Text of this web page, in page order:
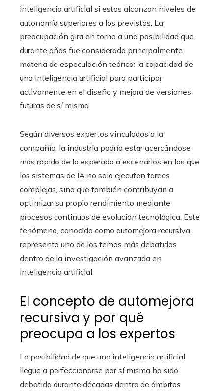
inteligencia artificial si estos alcanzan niveles de
autonomía superiores a los previstos. La
preocupación gira en torno a una posibilidad que
durante años fue considerada principalmente
materia de especulación teórica: la capacidad de
una inteligencia artificial para participar
activamente en el diseño y mejora de versiones
futuras de sí misma.
Según diversos expertos vinculados a la
compañía, la industria podría estar acercándose
más rápido de lo esperado a escenarios en los que
los sistemas de IA no solo ejecuten tareas
complejas, sino que también contribuyan a
optimizar su propio rendimiento mediante
procesos continuos de evolución tecnológica. Este
fenómeno, conocido como automejora recursiva,
representa uno de los temas más debatidos
dentro de la investigación avanzada en
inteligencia artificial.
El concepto de automejora
recursiva y por qué
preocupa a los expertos
La posibilidad de que una inteligencia artificial
llegue a perfeccionarse por sí misma ha sido
debatida durante décadas dentro de ámbitos